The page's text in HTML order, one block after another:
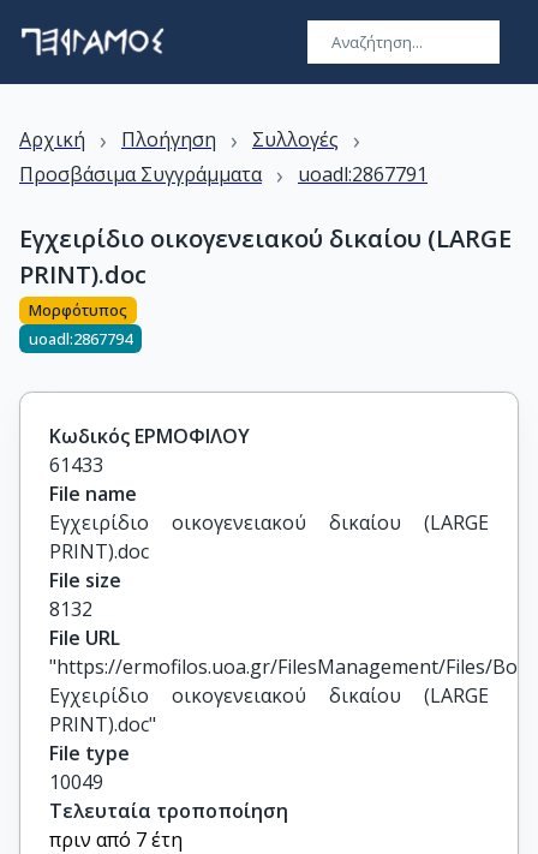
Αρχική › Πλοήγηση › Συλλογές ›
Προσβάσιμα Συγγράμματα › uoadl:2867791
Εγχειρίδιο οικογενειακού δικαίου (LARGE
PRINT).doc
Μορφότυπος
uoadl:2867794
Κωδικός ΕΡΜΟΦΙΛΟΥ
61433
File name
Εγχειρίδιο οικογενειακού δικαίου (LARGE
PRINT).doc
File size
8132
File URL
"https://ermofilos.uoa.gr/FilesManagement/Files/
Εγχειρίδιο οικογενειακού δικαίου (LARGE
PRINT).doc"
File type
10049
Τελευταία τροποποίηση
πριν από 7 έτη